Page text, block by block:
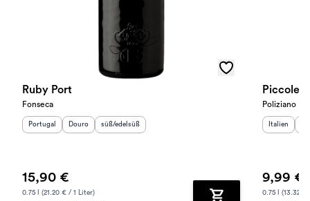
Ruby Port
Fonseca
Herkunftsland:
Portugal Herkunftsregion:
Douro Geschmack:
süß/edelsüß
15,90 €
0.75 l (21.20 € / 1 Liter)
Piccole
Poliziano
Italien
9,99 €
0.75 l (13.32 €